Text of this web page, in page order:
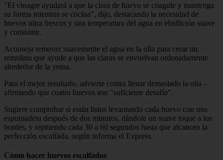
"El vinagre ayudará a que la clara de huevo se coagule y mantenga
su forma mientras se cocina", dijo, destacando la necesidad de
huevos ultra frescos y una temperatura del agua en ebullición suave
y constante.
Aconseja remover suavemente el agua en la olla para crear un
remolino que ayude a que las claras se envuelvan ordenadamente
alrededor de la yema.
Para el mejor resultado, advierte contra llenar demasiado la olla –
afirmando que cuatro huevos son "suficiente desafío".
Sugiere comprobar si están listos levantando cada huevo con una
espumadera después de dos minutos, dándole un suave toque a los
bordes, y repitiendo cada 30 a 60 segundos hasta que alcancen la
perfección escalfada, según informa el Express.
Cómo hacer huevos escalfados